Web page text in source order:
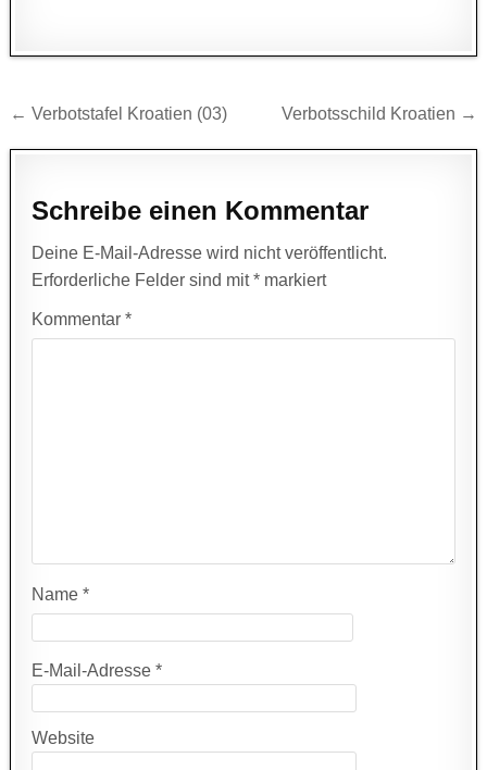
Beitragsnavigation
← Verbotstafel Kroatien (03) Verbotsschild Kroatien →
Schreibe einen Kommentar
Deine E-Mail-Adresse wird nicht veröffentlicht.
Erforderliche Felder sind mit* markiert
Kommentar*
Name*
E-Mail-Adresse*
Website